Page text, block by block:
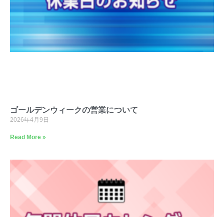
ゴールデンウィークの営業について
2026年4月9日
Read More »